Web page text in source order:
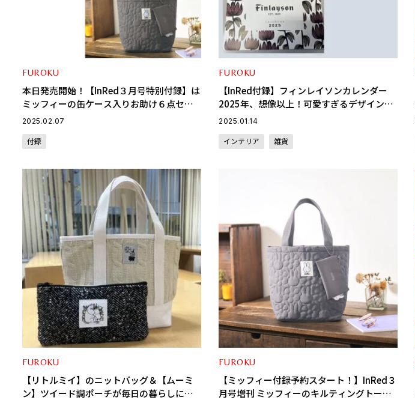
FUROKU
本日発売開始！【InRed３月号特別付録】は
ミッフィーの缶ケース入りお助け６点セッ
トと【増刊号】はキルティングトート＆ミ
2025.02.07
付録
FUROKU
【InRed付録】フィンレイソンカレンダー
2025年、想像以上！可愛すぎるデザインに
一目惚れ♡
2025.01.14
インテリア 雑貨
FUROKU
【リトルミイ】のニットバッグ＆【ムーミ
ン】ツイード調ポーチが毎日の暮らしにぴ
FUROKU
【ミッフィー付録予約スタート！】InRed３
月号増刊 ミッフィーのキルティングトート